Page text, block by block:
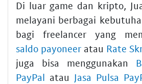
Di luar game dan kripto,
melayani berbagai
bagi freelancer yang
saldo payoneer atau Rate
juga bisa menggunakan
PayPal atau Jasa Pulsa